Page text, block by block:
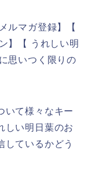
ルマガ登録】【
】【 うれしい明
思いつく限りの
いて様々なキー
しい明日葉のお
しているかどう